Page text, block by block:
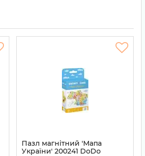
Пазл магнітний 'Мапа
України' 200241 DoDo